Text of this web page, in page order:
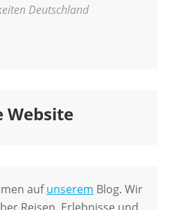
Deutschland
Website
aufunserem Blog. Wir